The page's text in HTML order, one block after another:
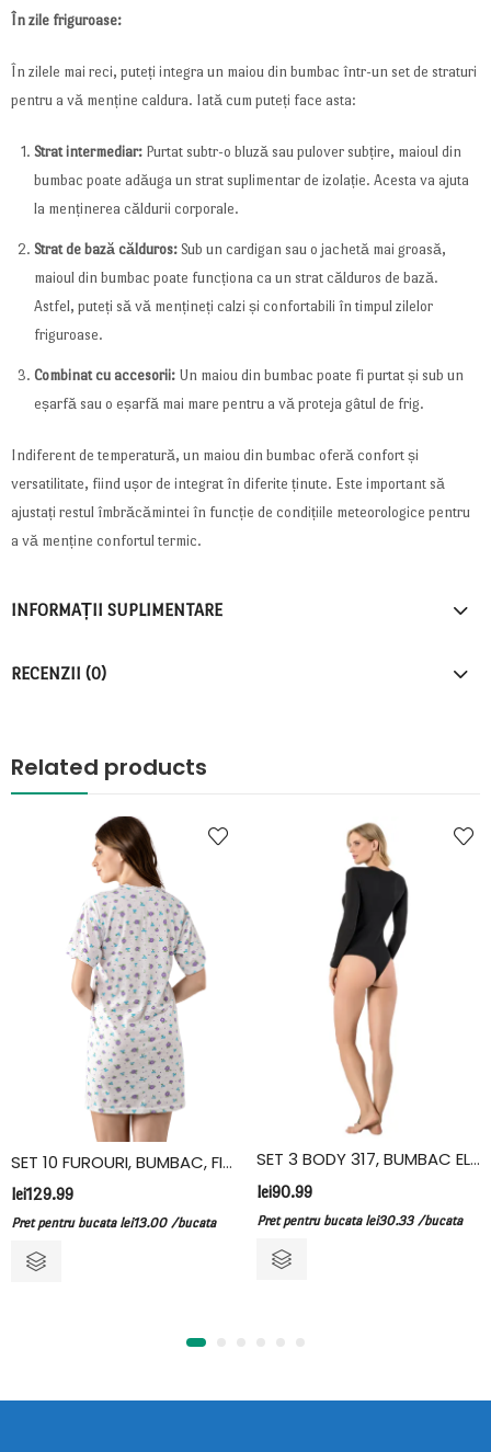
În zile friguroase:
În zilele mai reci, puteți integra un maiou din bumbac într-un set de straturi
pentru a vă menține caldura. Iată cum puteți face asta:
Strat intermediar: Purtat subtr-o bluză sau pulover subțire, maioul din
bumbac poate adăuga un strat suplimentar de izolație. Acesta va ajuta
la menținerea căldurii corporale.
Strat de bază călduros: Sub un cardigan sau o jachetă mai groasă,
maioul din bumbac poate funcționa ca un strat călduros de bază.
Astfel, puteți să vă mențineți calzi și confortabili în timpul zilelor
friguroase.
Combinat cu accesorii: Un maiou din bumbac poate fi purtat și sub un
eșarfă sau o eșarfă mai mare pentru a vă proteja gâtul de frig.
Indiferent de temperatură, un maiou din bumbac oferă confort și
versatilitate, fiind ușor de integrat în diferite ținute. Este important să
ajustați restul îmbrăcămintei în funcție de condițiile meteorologice pentru
a vă menține confortul termic.
INFORMAȚII SUPLIMENTARE
RECENZII (0)
Related products
SET 10 FUROURI, BUMBAC, FIDAN
lei129.99
Pret pentru bucata lei13.00 /bucata
SET 3 BODY 317, BUMBAC ELASTAN, VIVALDI, NEGRU
lei90.99
Pret pentru bucata lei30.33 /bucata